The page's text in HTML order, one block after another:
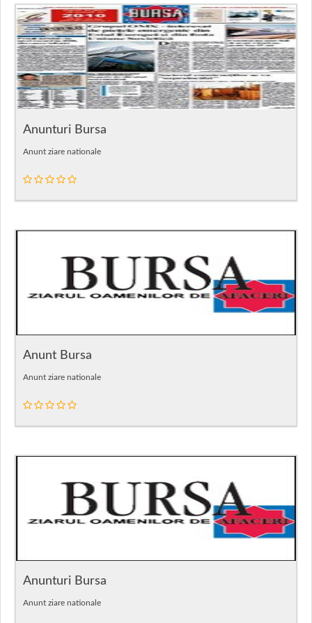
Anunturi Bursa
Anunt ziare nationale
Anunt Bursa
Anunt ziare nationale
Anunturi Bursa
Anunt ziare nationale